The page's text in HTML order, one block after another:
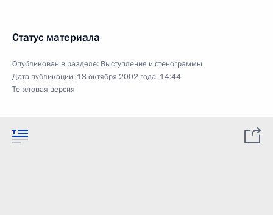
Статус материала
Опубликован в разделе: Выступления и стенограммы
Дата публикации: 18 октября 2002 года, 14:44
Текстовая версия